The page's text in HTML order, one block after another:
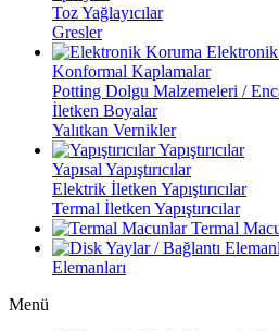
Toz Yağlayıcılar
Gresler
Konformal Kaplamalar
Potting Dolgu Malzemeleri /
İletken Boyalar
Yalıtkan Vernikler
Yapıştırıcılar
Yapısal Yapıştırıcılar
Elektrik İletken Yapıştırıcılar
Termal İletken Yapıştırıcılar
Termal
Elemanları
Menü